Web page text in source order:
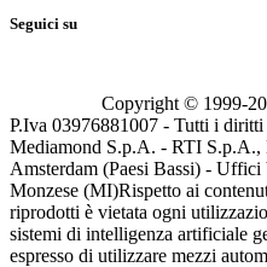
Seguici su
Copyright © 1999-
P.Iva 03976881007 - Tutti i
Mediamond S.p.A. - RTI S.p.A.,
Amsterdam (Paesi Bassi) -
Monzese (MI)Rispetto ai
riprodotti è vietata ogni
sistemi di intelligenza artificiale
espresso di utilizzare mezzi